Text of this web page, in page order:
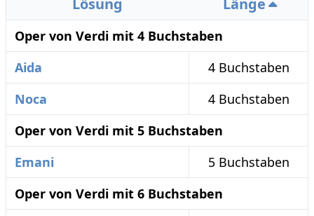
Lösung Länge
Oper von Verdi mit 4 Buchstaben
Aida
4 Buchstaben
Noca
4 Buchstaben
Oper von Verdi mit 5 Buchstaben
Emani
5 Buchstaben
Oper von Verdi mit 6 Buchstaben